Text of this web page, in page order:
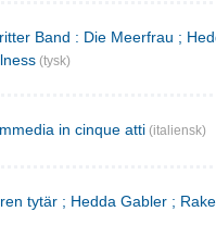
Band : Die Meerfrau ;
(tysk)
in cinque atti (italiensk)
tytär ; Hedda Gabler ;